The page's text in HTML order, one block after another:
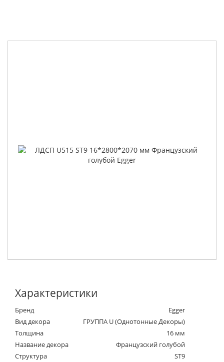
Характеристики
Бренд
Egger
Вид декора
ГРУППА U (Однотонные Декоры)
Толщина
16 мм
Название декора
Французский голубой
Структура
ST9